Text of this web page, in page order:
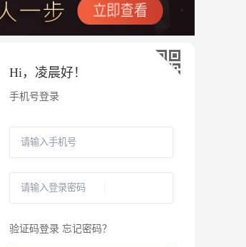
Hi， 凌晨好！
手机号登录
验证码登录 忘记密码？